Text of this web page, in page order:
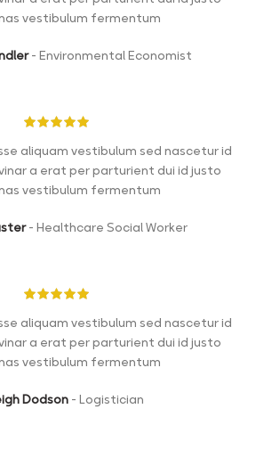
vestibulum fermentum.
Environmental Economist
aliquam vestibulum sed nascetur id
a erat per parturient dui id justo
vestibulum fermentum.
Healthcare Social Worker
aliquam vestibulum sed nascetur id
a erat per parturient dui id justo
vestibulum fermentum.
Dodson Logistician